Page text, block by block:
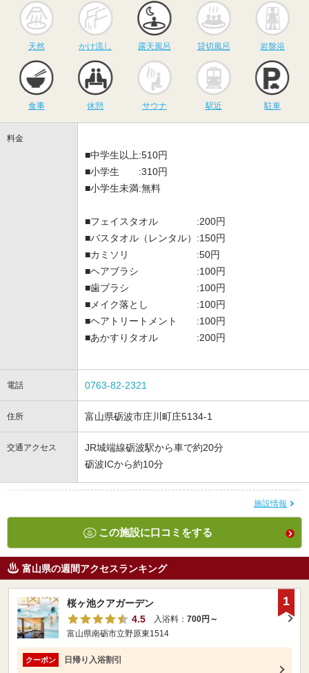
天然
かけ流し
かけ流し
露天風呂
露天風呂
貸切風呂
貸切風呂 岩盤浴
食事 休憩
サウナ
サウナ 駅近 駐車
料金
■中学生以上:510円
■小学生 :310円
■小学生未満:無料
■フェイスタオル :200円
■バスタオル（レンタル）:150円
■カミソリ :50円
■ヘアブラシ :100円
■歯ブラシ :100円
■メイク落とし :100円
■ヘアトリートメント :100円
■あかすりタオル :200円
電話 0763-82-2321
住所 富山県砺波市庄川町庄5134-1
交通アクセス
JR城端線砺波駅から車で約20分
砺波ICから約10分
施設情報
この施設に口コミをする
富山県の週間アクセスランキング
桜ヶ池クアガーデン
4.5
入浴料： 700円～
富山県南砺市立野原東1514
クーポン 日帰り入浴割引
1